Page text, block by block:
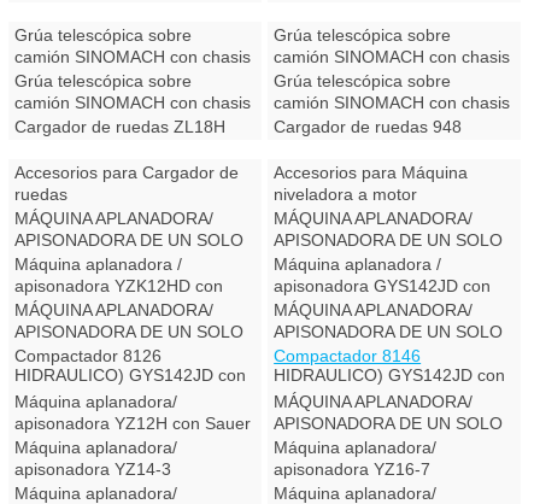
Grúa telescópica sobre
camión SINOMACH con chasis
Dongfeng
Grúa telescópica sobre
camión SINOMACH con chasis
FAW
Grúa telescópica sobre
camión SINOMACH con chasis
FOTON
Grúa telescópica sobre
camión SINOMACH con chasis
JAC
Cargador de ruedas ZL18H Cargador de ruedas 948
Accesorios para Cargador de
ruedas
Accesorios para Máquina
niveladora a motor
MÁQUINA APLANADORA/
APISONADORA DE UN SOLO
RODILLO (ACCIONAMIENTO
MECÁNICO) GYS122J con
Rexroth
MÁQUINA APLANADORA/
APISONADORA DE UN SOLO
RODILLO (ACCIONAMIENTO
MECÁNICO) GYS122J con
Sauer
Máquina aplanadora /
apisonadora YZK12HD con
Sauer
Máquina aplanadora /
apisonadora GYS142JD con
Rexroth
MÁQUINA APLANADORA/
APISONADORA DE UN SOLO
RODILLO (ACCIONAMIENTO
HIDRÁULICO) GYS142JD con
Sauer
MÁQUINA APLANADORA/
APISONADORA DE UN SOLO
RODILLO (ACCIONAMIENTO
HIDRÁULICO) GYS142JD con
Sauer
Compactador 8126 Compactador 8146
Máquina aplanadora/
apisonadora YZ12H con Sauer
MÁQUINA APLANADORA/
APISONADORA DE UN SOLO
RODILLO (ACCIONAMIENTO
HIDRÁULICO) GYS142J con
Sauer
Máquina aplanadora/
apisonadora YZ14-3
Máquina aplanadora/
apisonadora YZ16-7
Máquina aplanadora/
Máquina aplanadora/